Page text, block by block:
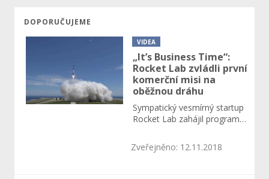
DOPORUČUJEME
VIDEA
Zveřejněno: 12.11.2018
„It’s Business Time“:
Rocket Lab zvládli první
komerční misi na
oběžnou dráhu
Sympatický vesmírný startup
Rocket Lab zahájil program…